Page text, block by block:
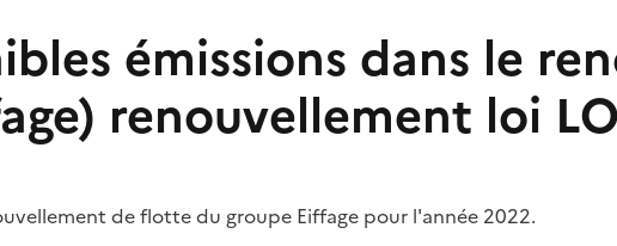
émissions dans le
renouvellement loi
de flotte du groupe Eiffage pour l'année 2022.